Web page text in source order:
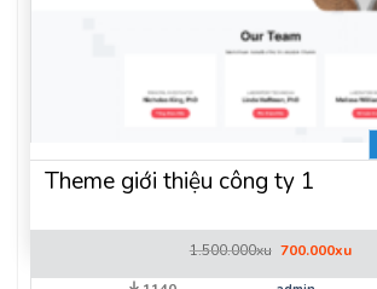
Theme giới thiệu công ty 1
1.500.000xu Giá
là:
700.000xuGiá
tại